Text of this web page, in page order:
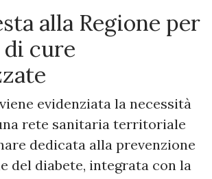
alla Regione per
cure
evidenziata la necessità
rete sanitaria territoriale
dedicata alla prevenzione
del diabete, integrata con la